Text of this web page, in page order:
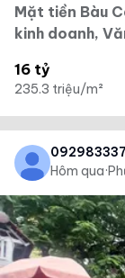
Mặt tiền Bàu
kinh doanh,
16 tỷ
235.3 triệu/m²
Hôm qua·